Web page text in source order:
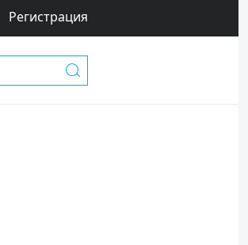
Регистрация